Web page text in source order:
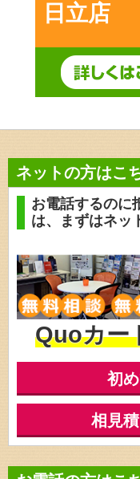
日立店
ネットの方はこ
お電話するのに
は、
まずはネッ
Quoカー
初
相見